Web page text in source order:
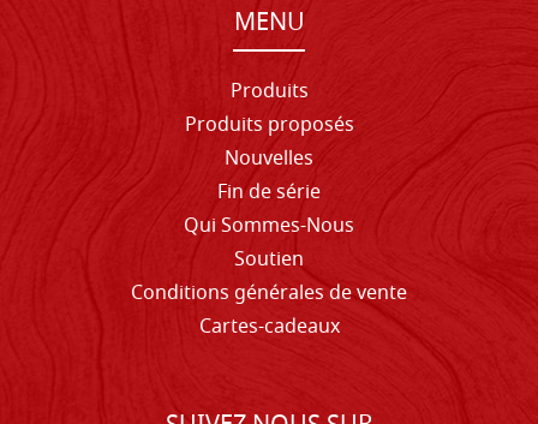
MENU
Produits
Produits proposés
Nouvelles
Fin de série
Qui Sommes-Nous
Soutien
Conditions générales de vente
Cartes-cadeaux